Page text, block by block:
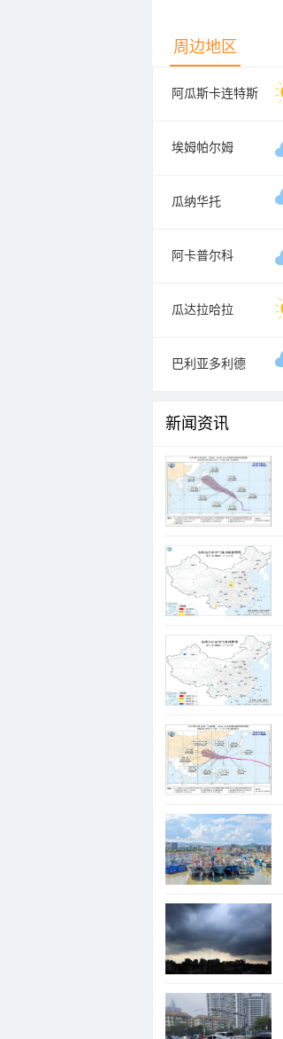
周边地区
阿瓜斯卡连特斯
埃姆帕尔姆
瓜纳华托
阿卡普尔科
瓜达拉哈拉
巴利亚多利德
新闻资讯